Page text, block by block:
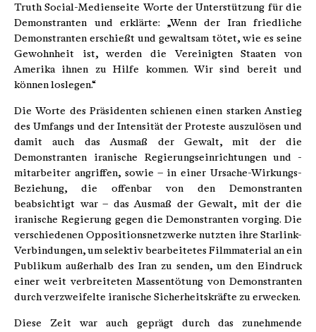
Truth Social-Medienseite Worte der Unterstützung für die
Demonstranten und erklärte: „Wenn der Iran friedliche
Demonstranten erschießt und gewaltsam tötet, wie es seine
Gewohnheit ist, werden die Vereinigten Staaten von
Amerika ihnen zu Hilfe kommen. Wir sind bereit und
können loslegen.“
Die Worte des Präsidenten schienen einen starken Anstieg
des Umfangs und der Intensität der Proteste auszulösen und
damit auch das Ausmaß der Gewalt, mit der die
Demonstranten iranische Regierungseinrichtungen und -
mitarbeiter angriffen, sowie – in einer Ursache-Wirkungs-
Beziehung, die offenbar von den Demonstranten
beabsichtigt war – das Ausmaß der Gewalt, mit der die
iranische Regierung gegen die Demonstranten vorging. Die
verschiedenen Oppositionsnetzwerke nutzten ihre Starlink-
Verbindungen, um selektiv bearbeitetes Filmmaterial an ein
Publikum außerhalb des Iran zu senden, um den Eindruck
einer weit verbreiteten Massentötung von Demonstranten
durch verzweifelte iranische Sicherheitskräfte zu erwecken.
Diese Zeit war auch geprägt durch das zunehmende